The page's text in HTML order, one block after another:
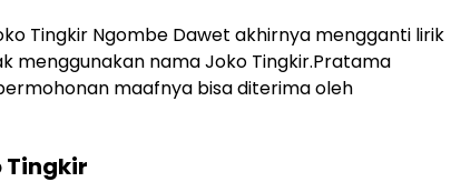
Tingkir Ngombe Dawet akhirnya mengganti lirik
menggunakan nama Joko Tingkir.Pratama
maafnya bisa diterima oleh
Tingkir